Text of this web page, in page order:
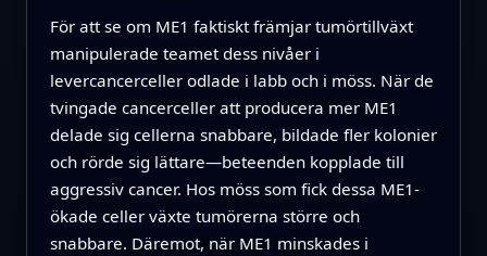
För att se om ME1 faktiskt främjar tumörtillväxt
manipulerade teamet dess nivåer i
levercancerceller odlade i labb och i möss. När de
tvingade cancerceller att producera mer ME1
delade sig cellerna snabbare, bildade fler kolonier
och rörde sig lättare—beteenden kopplade till
aggressiv cancer. Hos möss som fick dessa ME1-
ökade celler växte tumörerna större och
snabbare. Däremot, när ME1 minskades i